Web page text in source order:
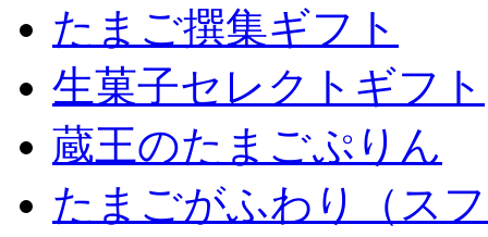
たまご撰集ギフト
生菓子セレクトギフト
蔵王のたまごぷりん
たまごがふわり（ス